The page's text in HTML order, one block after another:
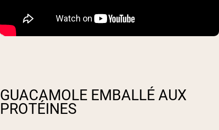
GUACAMOLE EMBALLÉ AUX
PROTÉINES